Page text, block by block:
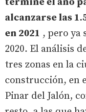
alcanzarse las
en 2021 , pero ya
2020. El análisis
tres zonas en la
construcción, en
Pinar del Jalón,